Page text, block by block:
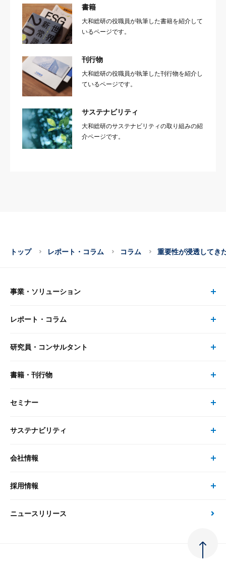
書籍
大和総研の役職員が執筆した書籍を紹介して
いるページです。
刊行物
大和総研の役職員が執筆した刊行物を紹介し
ているページです。
サステナビリティ
大和総研のサステナビリティの取り組みの紹
介ページです。
トップ レポート・コラム コラム 重要性が浸透してき
事業・ソリューション
事業・ソリューション トップ
リサーチ
大和総研の強み
先端テクノロジーに基づく新たな価値の創出
レポート・コラム
レポート・コラム トップ
最新のレポート・コラム
政策分析
研究員・コンサルタント
研究員・コンサルタント トップ
研究員
書籍・刊行物
書籍・刊行物 トップ
書籍
セミナー
セミナー トップ
現在受付中のセミナー・イベント
サステナビリティ
サステナビリティの取り組み
次世代社会への貢献
会社情報
会社情報 トップ
会社概要・役員一覧
採用情報
採用情報 トップ
ニュースリリース